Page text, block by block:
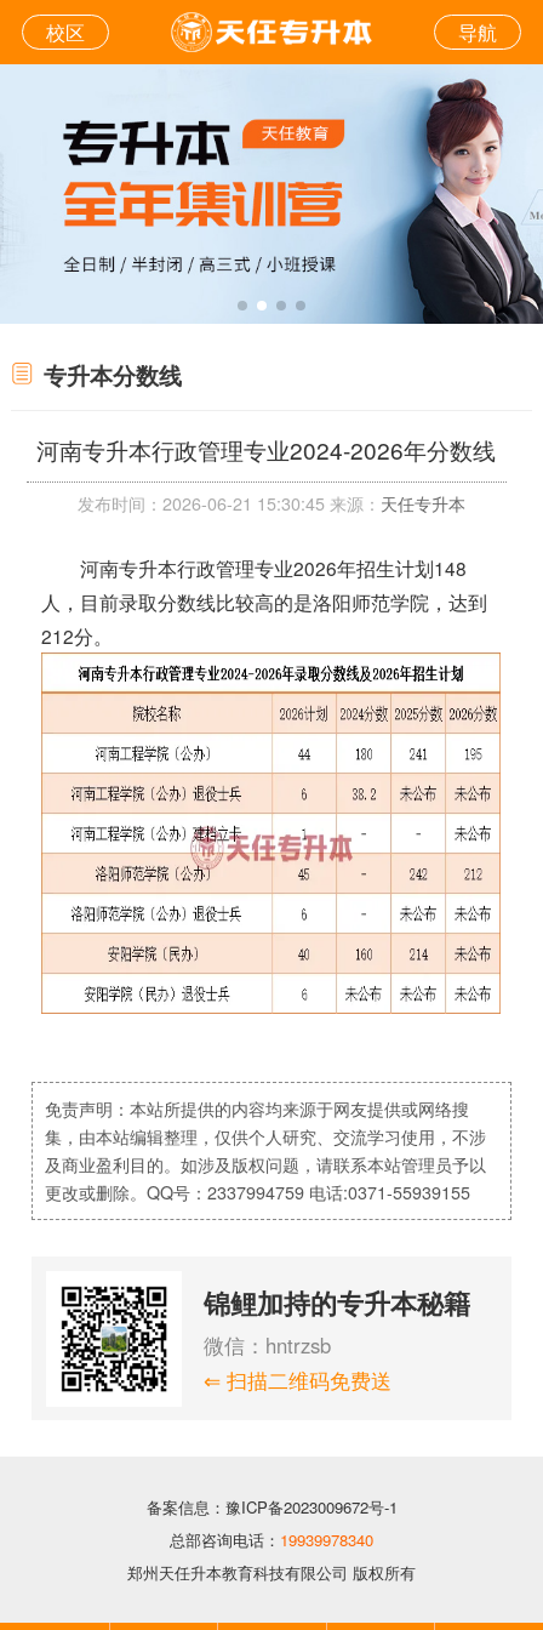
校区 导航
专升本分数线
河南专升本行政管理专业2024-2026年分数线
发布时间：2026-06-21 15:30:45 来源： 天任专升本
河南专升本行政管理专业2026年招生计划148
人，目前录取分数线比较高的是洛阳师范学院，达到
212分。
免责声明：本站所提供的内容均来源于网友提供或网络搜
集，由本站编辑整理，仅供个人研究、交流学习使用，不涉
及商业盈利目的。如涉及版权问题，请联系本站管理员予以
更改或删除。QQ号：2337994759 电话:0371-55939155
锦鲤加持的专升本秘籍
微信：hntrzsb
⇐ 扫描二维码免费送
备案信息：豫ICP备2023009672号-1
总部咨询电话： 19939978340
郑州天任升本教育科技有限公司 版权所有